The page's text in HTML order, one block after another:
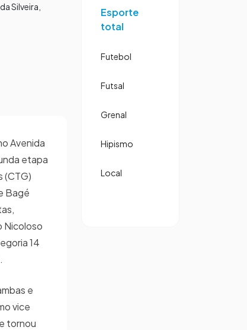
Silveira,
Avenida
etapa
(CTG)
Bagé
Nicoloso
14
e
vice
tornou
Esporte
total
Futebol
Futsal
Grenal
Hipismo
Local